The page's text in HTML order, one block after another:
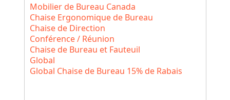
Mobilier de Bureau Canada
Chaise Ergonomique de Bureau
Chaise de Direction
Conférence / Réunion
Chaise de Bureau et Fauteuil
Global
Global Chaise de Bureau 15% de Rabais